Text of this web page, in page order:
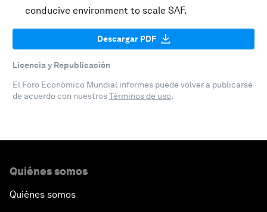
conducive environment to scale SAF.
Descargar PDF
Licencia y Republicación
El Foro Económico Mundial informes puede volver a publicarse
de acuerdo con nuestrosTérminos de uso.
Quiénes somos
Quiénes somos